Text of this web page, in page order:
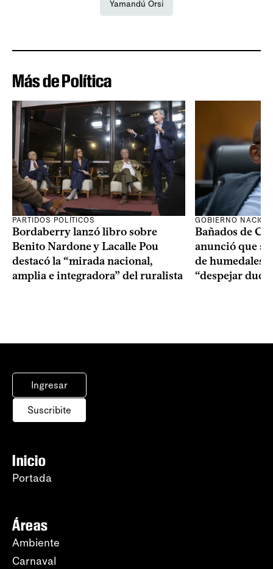
Yamandú Orsi
Más de Política
PARTIDOS POLÍTICOS
Bordaberry lanzó libro sobre
Benito Nardone y Lacalle Pou
destacó la “mirada nacional,
amplia e integradora” del ruralista
GOBIERNO
Bañados de
anunció que
de humedales
“despejar
Ingresar
Suscribite
Inicio
Portada
Áreas
Ambiente
Carnaval